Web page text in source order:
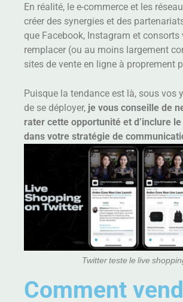
En réalité, le e-commerce et les
créer des synergies et des
que Facebook, Instagram et consorts
remplacer (ou au moins largement
sites de vente en ligne à proprement
Puisque la tendance est là, sous vos
de se déployer, je vous conseille de
rater cette opportunité et d’inclure le
dans votre stratégie de
Twitter teste le live
Comment